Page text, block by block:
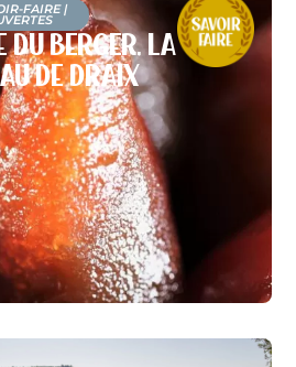
FAIRE|
du Berger, la
de Draix